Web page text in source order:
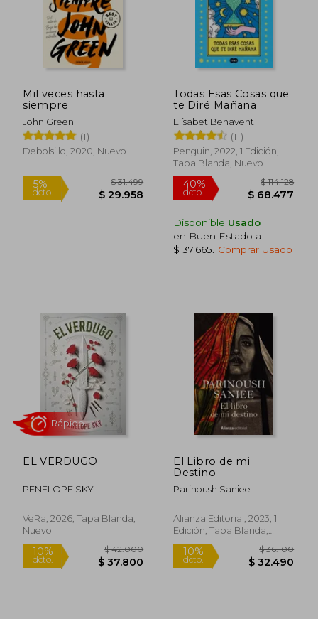
10%
dcto.
$ 52.200
$ 46.980
40%
dcto.
$
$
Mil veces hasta
siempre
John Green
(1)
Debolsillo, 2020, Nuevo
Todas Esas Cosas que
te Diré Mañana
Elísabet Benavent
(11)
Penguin, 2022, 1 Edición,
Tapa Blanda, Nuevo
Disponible Usado
en Buen Estado a
$ 37.665
Comprar Usado
EL VERDUGO
PENELOPE SKY
VeRa, 2026, Tapa Blanda,
Nuevo
El Libro de mi
Destino
Parinoush Saniee
Alianza Editorial, 2023, 1
Edición, Tapa Blanda,
Nuevo